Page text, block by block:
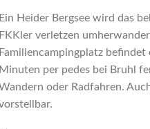
Ein Heider Bergsee wird das
FKKler verletzen
Familiencampingplatz
Minuten per pedes bei Bruhl
oder Radfahren.